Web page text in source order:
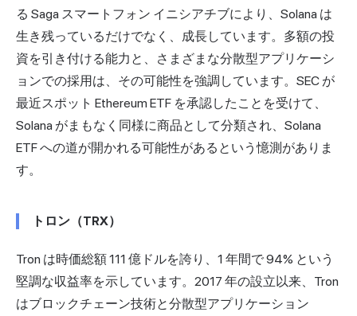
る Saga スマートフォン イニシアチブにより、Solana は
生き残っているだけでなく、成長しています。多額の投
資を引き付ける能力と、さまざまな分散型アプリケーシ
ョンでの採用は、その可能性を強調しています。SEC が
最近スポット Ethereum ETF を承認したことを受けて、
Solana がまもなく同様に商品として分類され、Solana
ETF への道が開かれる可能性があるという憶測がありま
す。
トロン（TRX）
Tron は時価総額 111 億ドルを誇り、1 年間で 94% という
堅調な収益率を示しています。2017 年の設立以来、Tron
はブロックチェーン技術と分散型アプリケーション